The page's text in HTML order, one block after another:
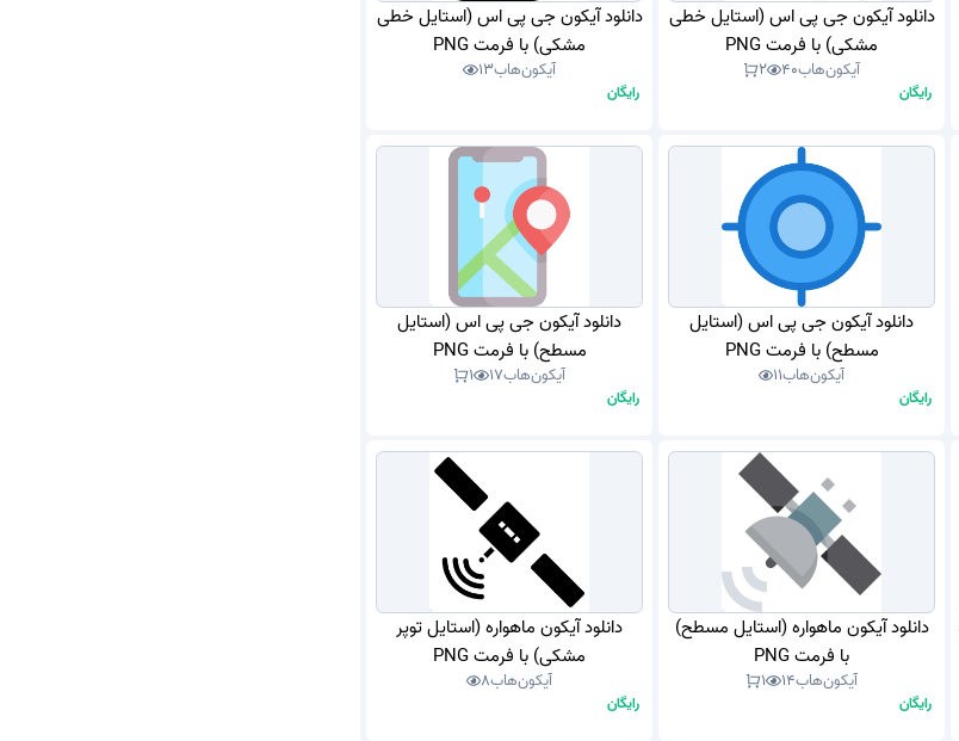
دانلود آیکون جی پی اس (استایل خطی
مشکی) با فرمت PNG
آیکون‌هاب40
2
رایگان
دانلود آیکون جی پی اس (استایل خطی
مشکی) با فرمت PNG
آیکون‌هاب13
رایگان
دانلود آیکون جی پی اس (استایل
مسطح) با فرمت PNG
آیکون‌هاب11
رایگان
دانلود آیکون جی پی اس (استایل
مسطح) با فرمت PNG
آیکون‌هاب17
1
رایگان
دانلود آیکون ماهواره (استایل مسطح)
با فرمت PNG
آیکون‌هاب14
1
رایگان
دانلود آیکون ماهواره (استایل توپر
مشکی) با فرمت PNG
آیکون‌هاب8
رایگان